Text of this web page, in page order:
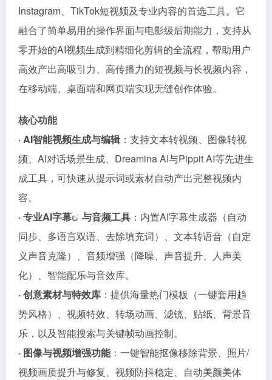
Instagram、TikTok短视频及专业内容的首选工具。它
融合了简单易用的操作界面与电影级后期能力，支持从
零开始的AI视频生成到精细化剪辑的全流程，帮助用户
高效产出高吸引力、高传播力的短视频与长视频内容，
在移动端、桌面端和网页端实现无缝创作体验。
核心功能
· AI智能视频生成与编辑：支持文本转视频、图像转视
频、AI对话场景生成、Dreamina AI与Pippit AI等先进生
成工具，可快速从提示词或素材自动产出完整视频内
容。
· 专业AI字幕 与音频工具 ：内置AI字幕生成器（自动
同步、多语言双语、去除填充词）、文本转语音（自定
义声音克隆）、音频增强（降噪、声音提升、人声美
化）、智能配乐与音效库。
· 创意素材与特效库 ：提供海量热门模板（一键套用趋
势风格）、视频特效、转场动画、滤镜、贴纸、背景音
乐，以及智能搜索与关键帧动画控制。
· 图像与视频增强功能：一键智能抠像移除背景、照片/
视频画质提升与修复、视频防抖稳定、自动美颜美体